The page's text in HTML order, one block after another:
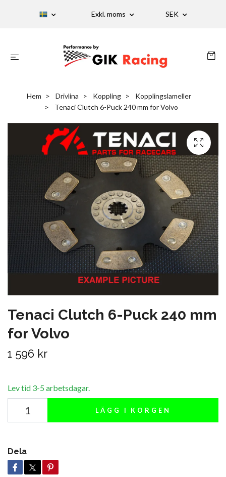
Exkl. moms SEK
Hem Drivlina Koppling
Kopplingslameller
Tenaci Clutch 6-Puck 240 mm for Volvo
Tenaci Clutch 6-Puck 240 mm
for Volvo
1 596 kr
Lev tid 3-5 arbetsdagar.
LÄGG I KORGEN
Dela